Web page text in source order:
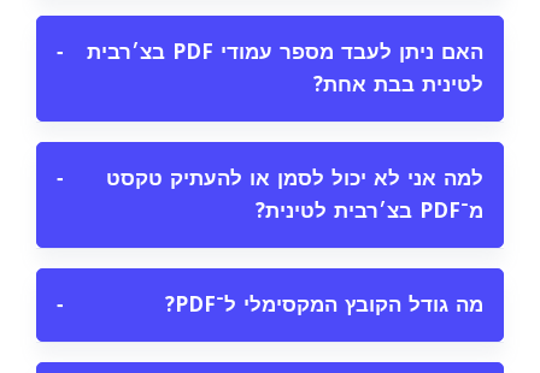
האם ניתן לעבד מספר עמודי PDF בצ׳רבית
לטינית בבת אחת?
−
למה אני לא יכול לסמן או להעתיק טקסט
מ־PDF בצ׳רבית לטינית?
−
מה גודל הקובץ המקסימלי ל־PDF? −